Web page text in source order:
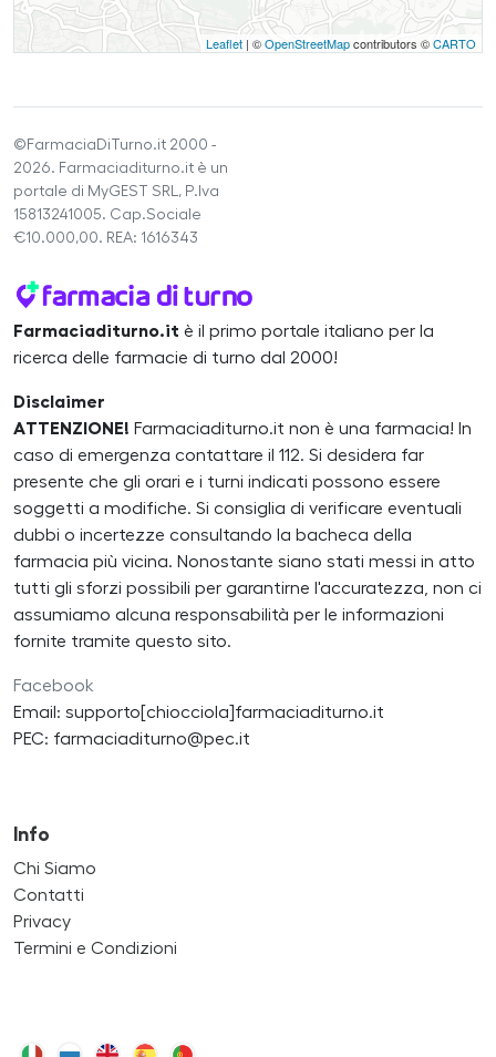
Leaflet | ©OpenStreetMapcontributors ©CARTO
©FarmaciaDiTurno.it 2000 -
2026. Farmaciaditurno.it è un
portale di MyGEST SRL, P.Iva
15813241005. Cap.Sociale
€10.000,00. REA: 1616343
Farmaciaditurno.it è il primo portale italiano per la
ricerca delle farmacie di turno dal 2000!
Disclaimer
ATTENZIONE! Farmaciaditurno.it non è una farmacia! In
caso di emergenza contattare il 112. Si desidera far
presente che gli orari e i turni indicati possono essere
soggetti a modifiche. Si consiglia di verificare eventuali
dubbi o incertezze consultando la bacheca della
farmacia più vicina. Nonostante siano stati messi in atto
tutti gli sforzi possibili per garantirne l'accuratezza, non ci
assumiamo alcuna responsabilità per le informazioni
fornite tramite questo sito.
Facebook
Email: supporto[chiocciola]farmaciaditurno.it
PEC: farmaciaditurno@pec.it
Info
Chi Siamo
Contatti
Privacy
Termini e Condizioni